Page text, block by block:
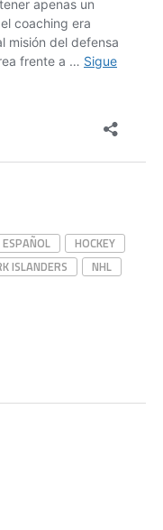
ESPAÑOL
HOCKEY
ISLANDERS
NHL